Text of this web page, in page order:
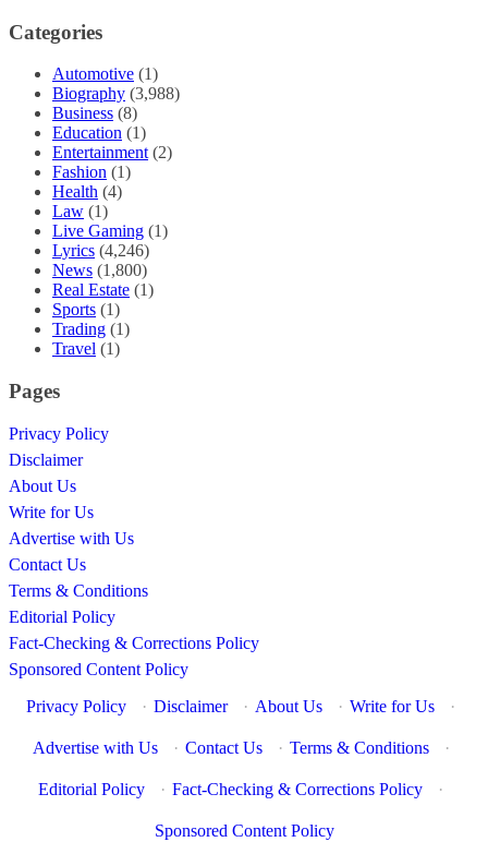
Categories
Automotive (1)
Biography (3,988)
Business (8)
Education (1)
Entertainment(2)
Fashion (1)
Health (4)
Law (1)
Live Gaming (1)
Lyrics (4,246)
News (1,800)
Real Estate (1)
Sports (1)
Trading (1)
Travel (1)
Pages
Privacy Policy
Disclaimer
About Us
Write for Us
Advertise with Us
Contact Us
Terms & Conditions
Editorial Policy
Fact-Checking & Corrections Policy
Sponsored Content Policy
Privacy Policy
· Disclaimer · About Us · Write for Us ·
Advertise with Us · Contact Us · Terms & Conditions ·
Editorial Policy · Fact-Checking & Corrections Policy ·
Sponsored Content Policy